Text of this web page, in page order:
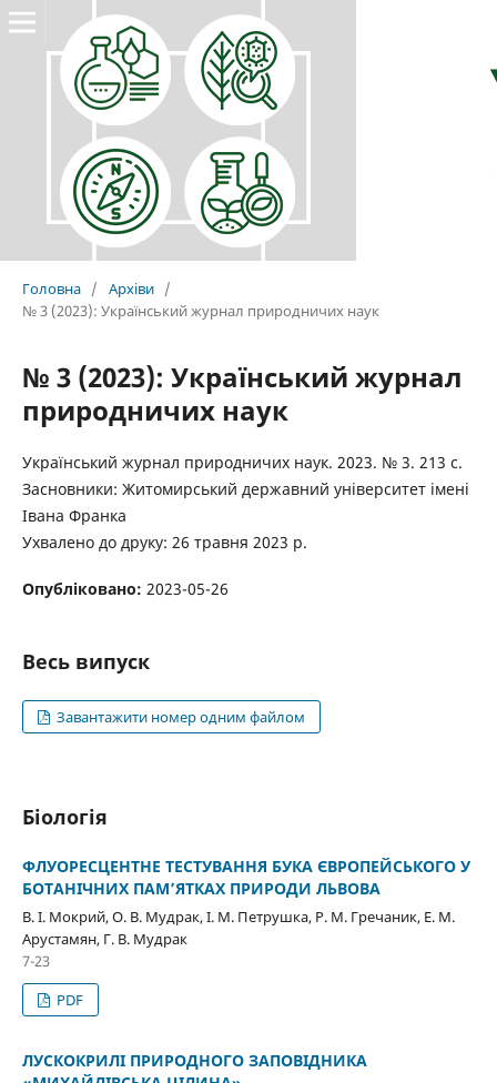
Головна / Архіви /
№ 3 (2023): Український журнал природничих наук
№ 3 (2023): Український журнал
природничих наук
Український журнал природничих наук. 2023. № 3. 213 с.
Засновники: Житомирський державний університет імені
Івана Франка
Ухвалено до друку: 26 травня 2023 р.
Опубліковано: 2023-05-26
Весь випуск
Завантажити номер одним файлом
Біологія
ФЛУОРЕСЦЕНТНЕ ТЕСТУВАННЯ БУКА ЄВРОПЕЙСЬКОГО У
БОТАНІЧНИХ ПАМ’ЯТКАХ ПРИРОДИ ЛЬВОВА
В. І. Мокрий, О. В. Мудрак, І. М. Петрушка, Р. М. Гречаник, Е. М.
Арустамян, Г. В. Мудрак
7-23
PDF
ЛУСКОКРИЛІ ПРИРОДНОГО ЗАПОВІДНИКА